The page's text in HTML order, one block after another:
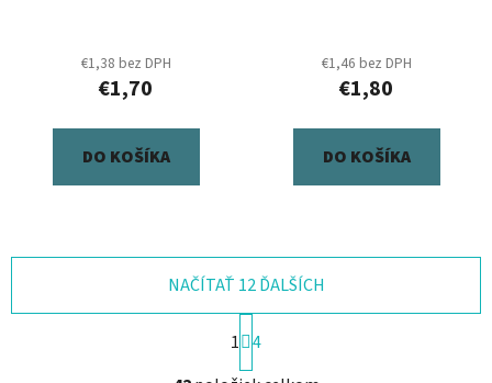
€1,38 bez DPH
€1,70
DO KOŠÍKA
€1,46 bez DPH
€1,80
DO KOŠÍKA
O
NAČÍTAŤ 12 ĎALŠÍCH
S
t
r
1 4